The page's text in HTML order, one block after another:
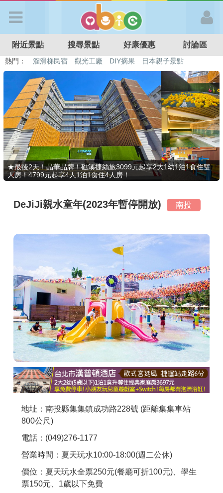
APP登入
首 頁
搜尋景點
好康優惠
最新消息
最新留言
推薦景點
討論區
聯絡我們
APP下載
附近景點 搜尋景點 好康優惠 討論區
熱門： 溜滑梯民宿 觀光工廠 DIY摘果
日本親子景點
特色遊戲場
親子住房優惠 台北親子餐廳 溫泉泡湯SPA
★最後2天！晶華品牌！礁溪捷絲旅3099元起享2大1幼1泊1食住雙
人房！4799元起享4人1泊1食住4人房！
DeJiJi親水童年(2023年暫停開放) 南投
地址：南投縣集集鎮成功路228號 (距離集集車站
800公尺)
電話：(049)276-1177
營業時間：夏天玩水10:00-18:00(週二公休)
價位：夏天玩水全票250元(餐廳可折100元)、學生
票150元、1歲以下免費